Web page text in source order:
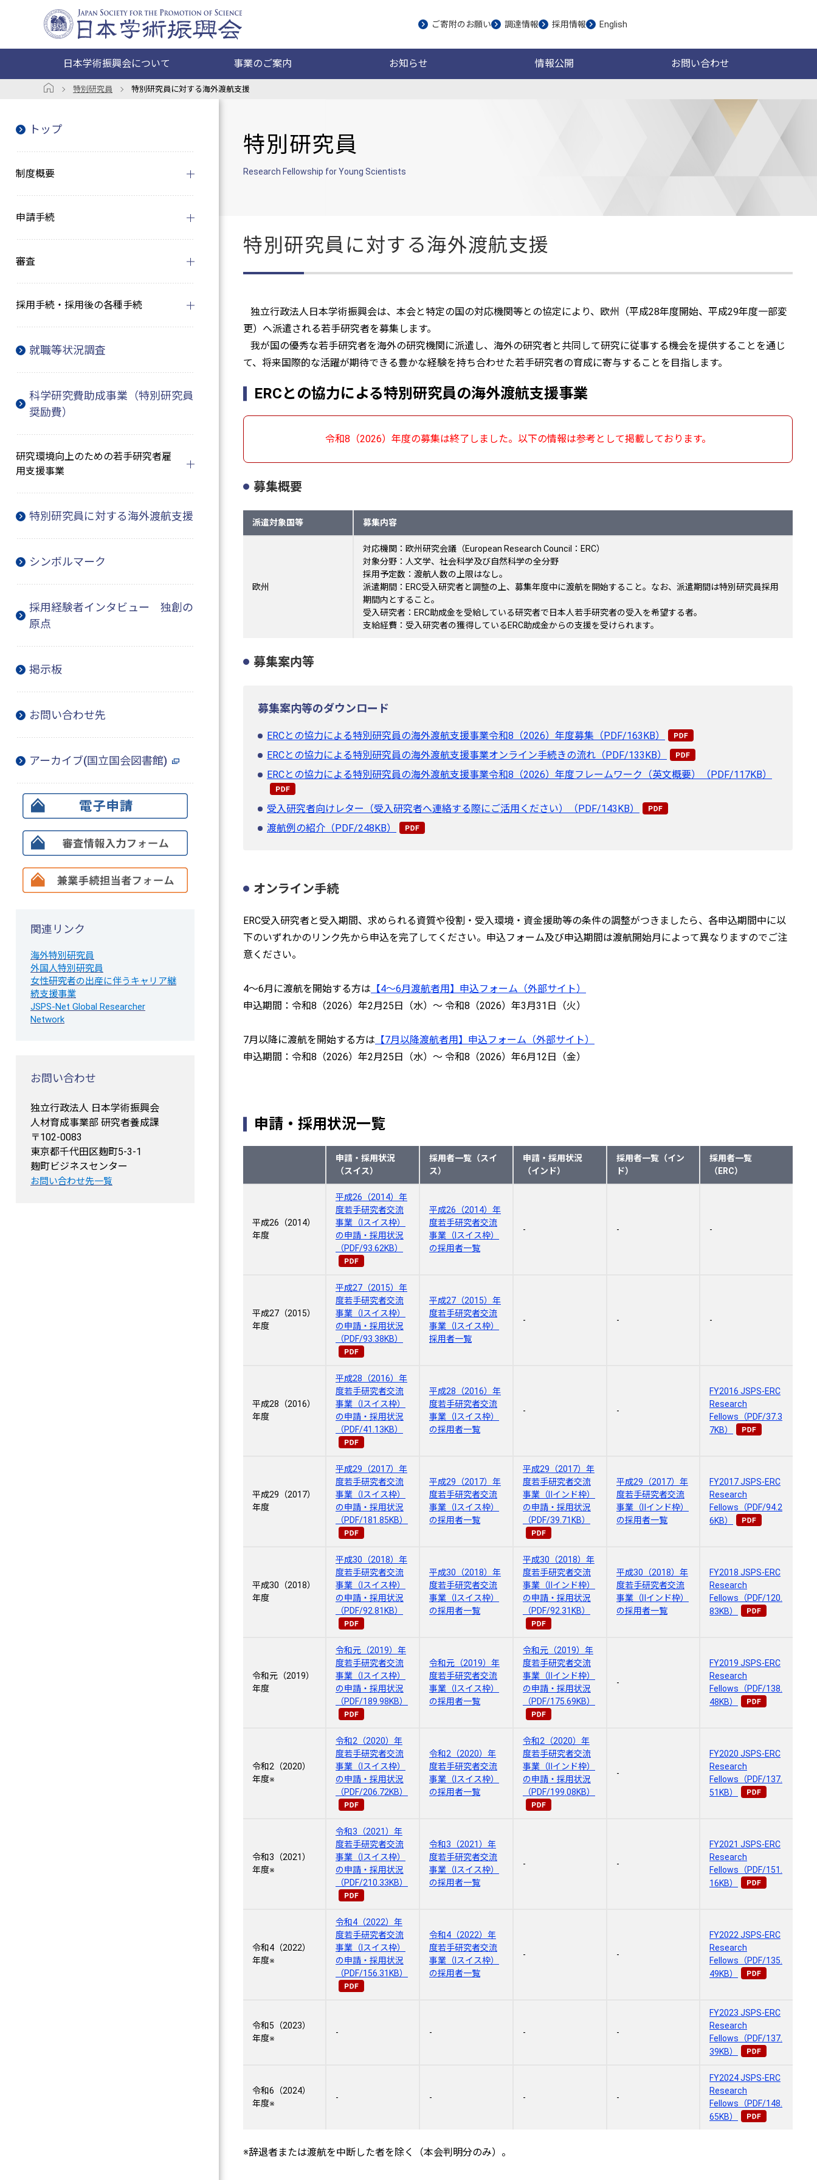
日本学術振興会について 事業のご案内 お知らせ 情報公開 お問い合わせ
ご寄附のお願い 調達情報 採用情報 English
特別研究員 特別研究員に対する海外渡航支援
トップ
制度概要
申請手続
審査
採用手続・採用後の各種手続
就職等状況調査
科学研究費助成事業（特別研究員
奨励費）
研究環境向上のための若手研究者雇
用支援事業
特別研究員に対する海外渡航支援
シンボルマーク
採用経験者インタビュー 独創の
原点
掲示板
お問い合わせ先
アーカイブ(国立国会図書館)
関連リンク
海外特別研究員
外国人特別研究員
女性研究者の出産に伴うキャリア継
続支援事業
JSPS-Net Global Researcher
Network
お問い合わせ
独立行政法人 日本学術振興会
人材育成事業部 研究者養成課
〒102-0083
東京都千代田区麹町5-3-1
麹町ビジネスセンター
お問い合わせ先一覧
特別研究員
Research Fellowship for Young Scientists
特別研究員に対する海外渡航支援
独立行政法人日本学術振興会は、本会と特定の国の対応機関等との協定により、欧州（平成28年度開始、平成29年度一部変
更）へ派遣される若手研究者を募集します。
我が国の優秀な若手研究者を海外の研究機関に派遣し、海外の研究者と共同して研究に従事する機会を提供することを通じ
て、将来国際的な活躍が期待できる豊かな経験を持ち合わせた若手研究者の育成に寄与することを目指します。
ERCとの協力による特別研究員の海外渡航支援事業
令和8（2026）年度の募集は終了しました。以下の情報は参考として掲載しております。
募集概要
派遣対象国等 募集内容
欧州
対応機関：欧州研究会議（European Research Council：ERC）
対象分野：人文学、社会科学及び自然科学の全分野
採用予定数：渡航人数の上限はなし。
派遣期間：ERC受入研究者と調整の上、募集年度中に渡航を開始すること。なお、派遣期間は特別研究員採用
期間内とすること。
受入研究者：ERC助成金を受給している研究者で日本人若手研究者の受入を希望する者。
支給経費：受入研究者の獲得しているERC助成金からの支援を受けられます。
募集案内等
募集案内等のダウンロード
ERCとの協力による特別研究員の海外渡航支援事業令和8（2026）年度募集（PDF/163KB）
ERCとの協力による特別研究員の海外渡航支援事業オンライン手続きの流れ（PDF/133KB）
ERCとの協力による特別研究員の海外渡航支援事業令和8（2026）年度フレームワーク（英文概要）（PDF/117KB）
受入研究者向けレター（受入研究者へ連絡する際にご活用ください）（PDF/143KB）
渡航例の紹介（PDF/248KB）
オンライン手続
ERC受入研究者と受入期間、求められる資質や役割・受入環境・資金援助等の条件の調整がつきましたら、各申込期間中に以
下のいずれかのリンク先から申込を完了してください。申込フォーム及び申込期間は渡航開始月によって異なりますのでご注
意ください。
4～6月に渡航を開始する方は 【4～6月渡航者用】申込フォーム（外部サイト）
申込期間：令和8（2026）年2月25日（水）～ 令和8（2026）年3月31日（火）
7月以降に渡航を開始する方は 【7月以降渡航者用】申込フォーム（外部サイト）
申込期間： 令和8（2026）年2月25日（水） ～ 令和8（2026）年6月12日（金）
申請・採用状況一覧
申請・採用状況
（スイス）
採用者一覧（スイ
ス）
申請・採用状況
（インド）
採用者一覧（イン
ド）
採用者一覧
（ERC）
平成26（2014）
年度
平成26（2014）年
度若手研究者交流
事業（Ⅰスイス枠）
の申請・採用状況
（PDF/93.62KB）
平成26（2014）年
度若手研究者交流
事業（Ⅰスイス枠）
の採用者一覧
- - -
平成27（2015）
年度
平成27（2015）年
度若手研究者交流
事業（Ⅰスイス枠）
の申請・採用状況
（PDF/93.38KB）
平成27（2015）年
度若手研究者交流
事業（Ⅰスイス枠）
採用者一覧
- - -
平成28（2016）
年度
平成28（2016）年
度若手研究者交流
事業（Ⅰスイス枠）
の申請・採用状況
（PDF/41.13KB）
平成28（2016）年
度若手研究者交流
事業（Ⅰスイス枠）
の採用者一覧
- -
FY2016 JSPS-ERC
Research
Fellows（PDF/37.3
7KB）
平成29（2017）
年度
平成29（2017）年
度若手研究者交流
事業（Ⅰスイス枠）
の申請・採用状況
（PDF/181.85KB）
平成29（2017）年
度若手研究者交流
事業（Ⅰスイス枠）
の採用者一覧
平成29（2017）年
度若手研究者交流
事業（Ⅱインド枠）
の申請・採用状況
（PDF/39.71KB）
平成29（2017）年
度若手研究者交流
事業（Ⅱインド枠）
の採用者一覧
FY2017 JSPS-ERC
Research
Fellows（PDF/94.2
6KB）
平成30（2018）
年度
平成30（2018）年
度若手研究者交流
事業（Ⅰスイス枠）
の申請・採用状況
（PDF/92.81KB）
平成30（2018）年
度若手研究者交流
事業（Ⅰスイス枠）
の採用者一覧
平成30（2018）年
度若手研究者交流
事業（Ⅱインド枠）
の申請・採用状況
（PDF/92.31KB）
平成30（2018）年
度若手研究者交流
事業（Ⅱインド枠）
の採用者一覧
FY2018 JSPS-ERC
Research
Fellows（PDF/120.
83KB）
令和元（2019）
年度
令和元（2019）年
度若手研究者交流
事業（Ⅰスイス枠）
の申請・採用状況
（PDF/189.98KB）
令和元（2019）年
度若手研究者交流
事業（Ⅰスイス枠）
の採用者一覧
令和元（2019）年
度若手研究者交流
事業（Ⅱインド枠）
の申請・採用状況
（PDF/175.69KB）
-
FY2019 JSPS-ERC
Research
Fellows（PDF/138.
48KB）
令和2（2020）
年度※
令和2（2020）年
度若手研究者交流
事業（Ⅰスイス枠）
の申請・採用状況
（PDF/206.72KB）
令和2（2020）年
度若手研究者交流
事業（Ⅰスイス枠）
の採用者一覧
令和2（2020）年
度若手研究者交流
事業（Ⅱインド枠）
の申請・採用状況
（PDF/199.08KB）
-
FY2020 JSPS-ERC
Research
Fellows（PDF/137.
51KB）
令和3（2021）
年度※
令和3（2021）年
度若手研究者交流
事業（Ⅰスイス枠）
の申請・採用状況
（PDF/210.33KB）
令和3（2021）年
度若手研究者交流
事業（Ⅰスイス枠）
の採用者一覧
- -
FY2021 JSPS-ERC
Research
Fellows（PDF/151.
16KB）
令和4（2022）
年度※
令和4（2022）年
度若手研究者交流
事業（Ⅰスイス枠）
の申請・採用状況
（PDF/156.31KB）
令和4（2022）年
度若手研究者交流
事業（Ⅰスイス枠）
の採用者一覧
- -
FY2022 JSPS-ERC
Research
Fellows（PDF/135.
49KB）
令和5（2023）
年度※
- - - -
FY2023 JSPS-ERC
Research
Fellows（PDF/137.
39KB）
令和6（2024）
年度※
- - - -
FY2024 JSPS-ERC
Research
Fellows（PDF/148.
65KB）
※辞退者または渡航を中断した者を除く（本会判明分のみ）。